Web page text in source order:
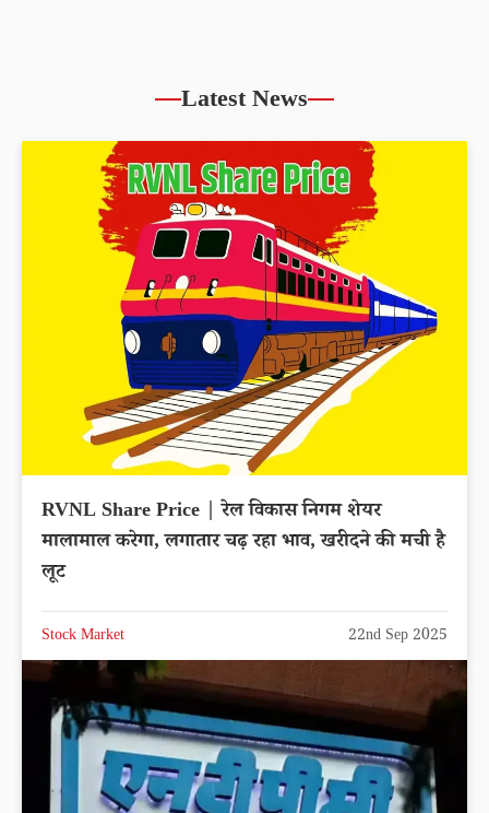
Authum Investment Share Price slips 29.81%
within 6 months
Rs.57.11